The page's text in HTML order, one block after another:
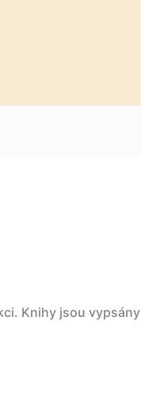
Knihy jsou vypsány